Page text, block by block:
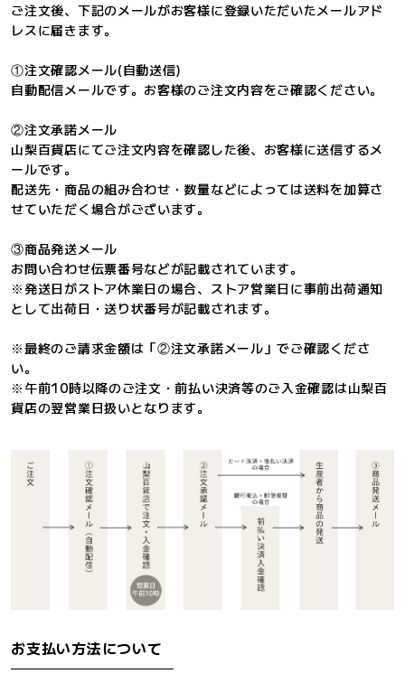
ご注文後、下記のメールがお客様に登録いただいたメールアド
レスに届きます。
①注文確認メール(自動送信)
自動配信メールです。お客様のご注文内容をご確認ください。
②注文承諾メール
山梨百貨店にてご注文内容を確認した後、お客様に送信するメ
ールです。
配送先・商品の組み合わせ・数量などによっては送料を加算さ
せていただく場合がございます。
③商品発送メール
お問い合わせ伝票番号などが記載されています。
※発送日がストア休業日の場合、ストア営業日に事前出荷通知
として出荷日・送り状番号が記載されます。
※最終のご請求金額は「②注文承諾メール」でご確認くださ
い。
※午前10時以降のご注文・前払い決済等のご入金確認は山梨百
貨店の翌営業日扱いとなります。
お支払い方法について